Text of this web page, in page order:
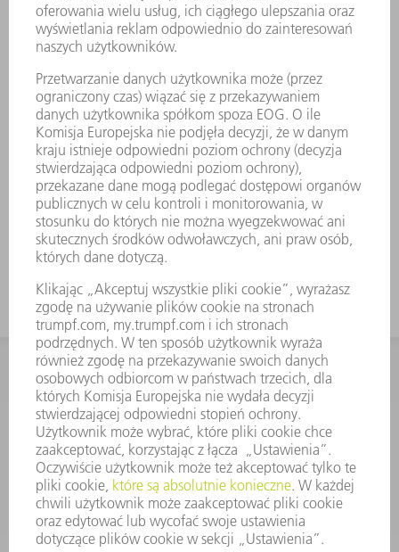
KONTAKT
Dział Części Zamiennych i Narzędzi
48225753936
8.00 - 17.00
czesci.zamienne@trumpf.com